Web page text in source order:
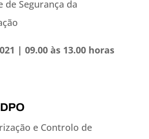
de Segurança da
| 09.00 às 13.00 horas
e Controlo de